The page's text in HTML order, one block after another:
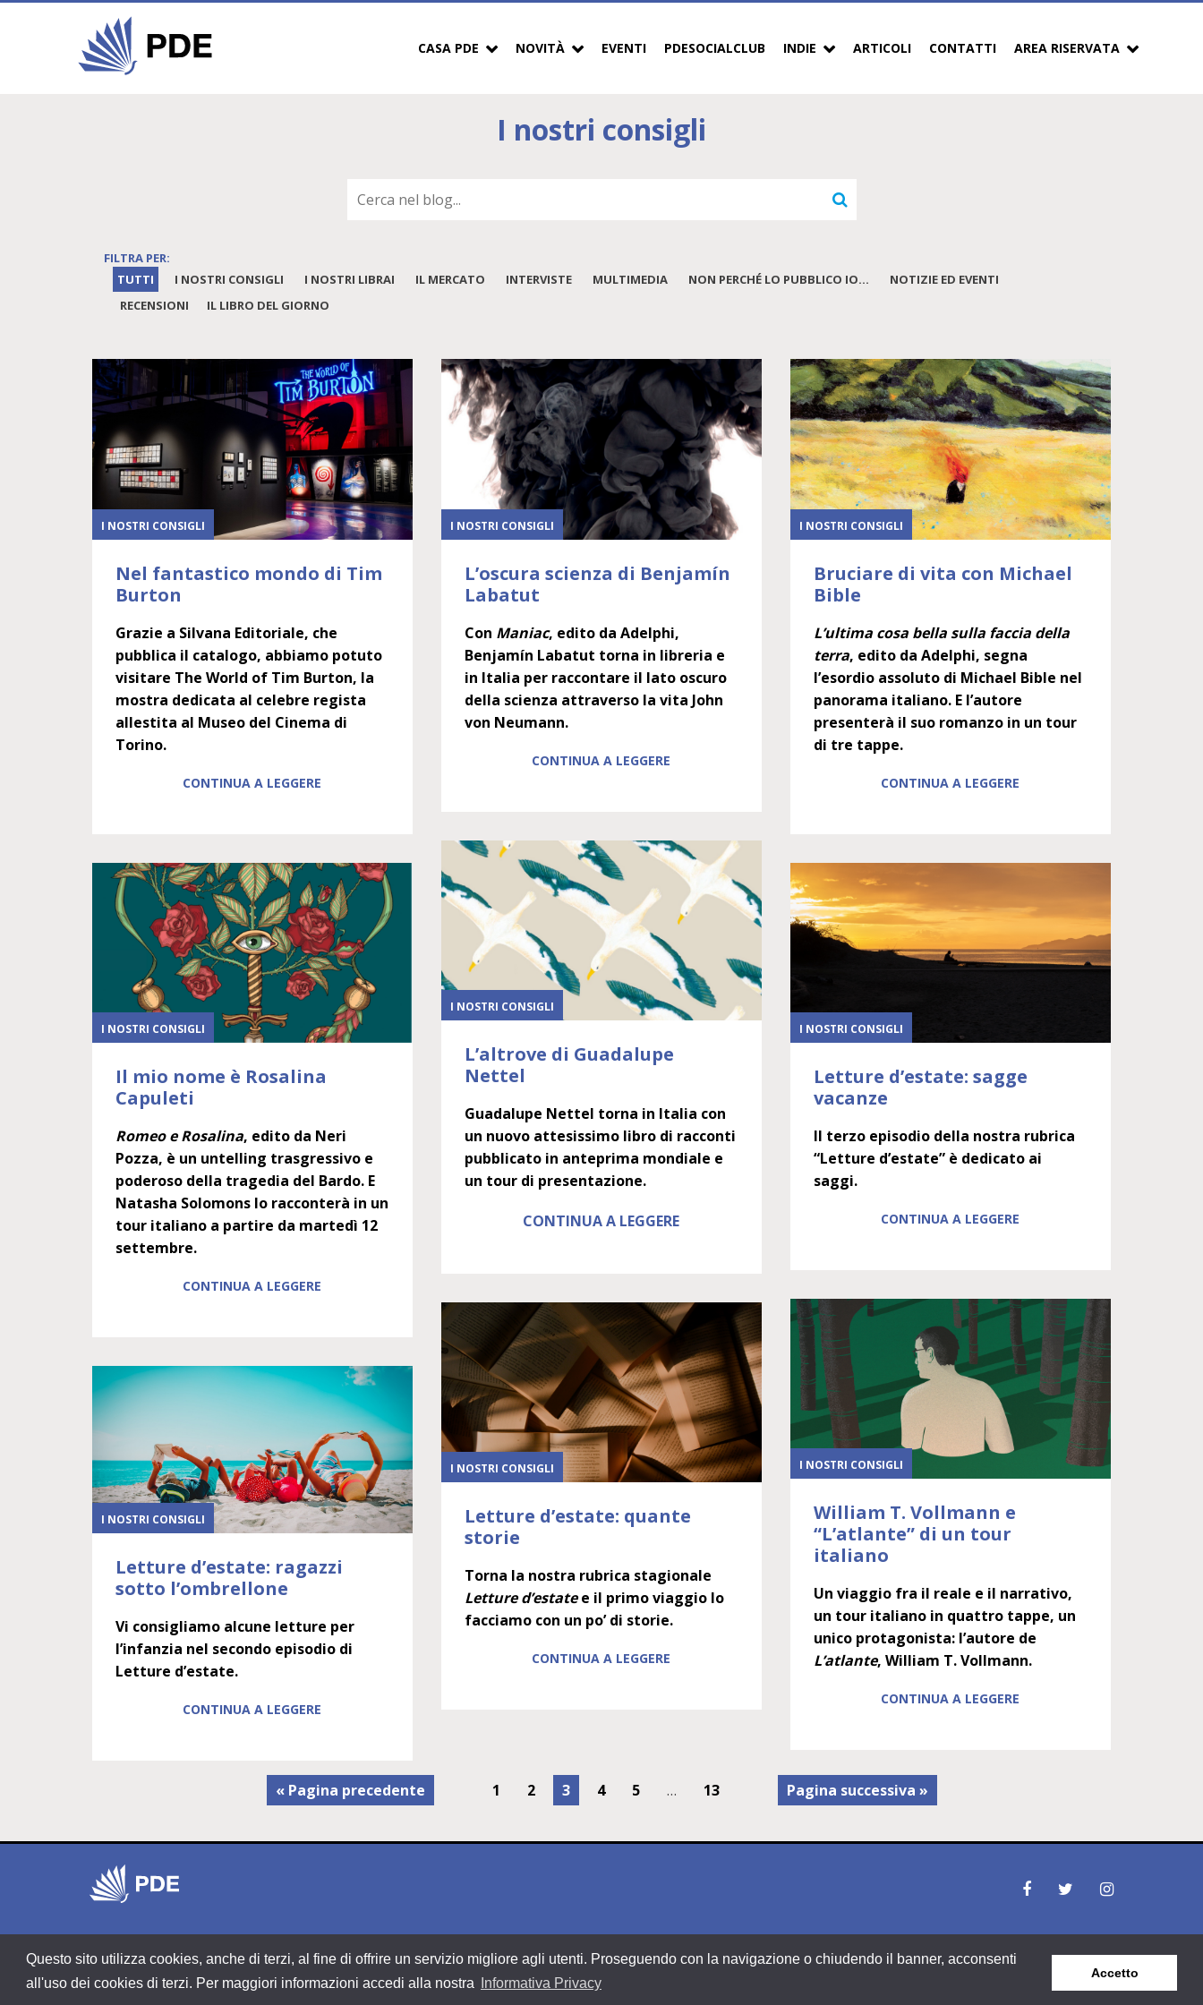
Questo sito utilizza cookies, anche di terzi, al fine di offrire un servizio migliore agli utenti. Proseguendo con la navigazione o chiudendo il banner, acconsenti
all'uso dei cookies di terzi. Per maggiori informazioni accedi alla nostra
Informativa Privacy
Accetto
CASA PDE NOVITÀ EVENTI PDESOCIALCLUB INDIE ARTICOLI CONTATTI AREA RISERVATA
I nostri consigli
FILTRA PER:
TUTTI
I NOSTRI CONSIGLI I NOSTRI LIBRAI IL MERCATO INTERVISTE MULTIMEDIA NON PERCHÉ LO PUBBLICO IO...
NOTIZIE ED EVENTI
RECENSIONI
IL LIBRO DEL GIORNO
I NOSTRI CONSIGLI
Nel fantastico mondo di Tim
Burton
Grazie a Silvana Editoriale, che
pubblica il catalogo, abbiamo potuto
visitare The World of Tim Burton, la
mostra dedicata al celebre regista
allestita al Museo del Cinema di
Torino.
CONTINUA A LEGGERE
I NOSTRI CONSIGLI
L’oscura scienza di Benjamín
Labatut
Con Maniac, edito da Adelphi,
Benjamín Labatut torna in libreria e
in Italia per raccontare il lato oscuro
della scienza attraverso la vita John
von Neumann.
CONTINUA A LEGGERE
I NOSTRI CONSIGLI
Bruciare di vita con Michael
Bible
L’ultima cosa bella sulla faccia della
terra, edito da Adelphi, segna
l’esordio assoluto di Michael Bible nel
panorama italiano. E l’autore
presenterà il suo romanzo in un tour
di tre tappe.
CONTINUA A LEGGERE
I NOSTRI CONSIGLI
Il mio nome è Rosalina
Capuleti
Romeo e Rosalina, edito da Neri
Pozza, è un untelling trasgressivo e
poderoso della tragedia del Bardo. E
Natasha Solomons lo racconterà in un
tour italiano a partire da martedì 12
settembre.
CONTINUA A LEGGERE
I NOSTRI CONSIGLI
L’altrove di Guadalupe
Nettel
Guadalupe Nettel torna in Italia con
un nuovo attesissimo libro di racconti
pubblicato in anteprima mondiale e
un tour di presentazione.
CONTINUA A LEGGERE
I NOSTRI CONSIGLI
Letture d’estate: sagge
vacanze
Il terzo episodio della nostra rubrica
“Letture d’estate” è dedicato ai
saggi.
CONTINUA A LEGGERE
I NOSTRI CONSIGLI
Letture d’estate: ragazzi
sotto l’ombrellone
Vi consigliamo alcune letture per
l’infanzia nel secondo episodio di
Letture d’estate.
CONTINUA A LEGGERE
I NOSTRI CONSIGLI
Letture d’estate: quante
storie
Torna la nostra rubrica stagionale
Letture d’estatee il primo viaggio lo
facciamo con un po’ di storie.
CONTINUA A LEGGERE
I NOSTRI CONSIGLI
William T. Vollmann e
“L’atlante” di un tour
italiano
Un viaggio fra il reale e il narrativo,
un tour italiano in quattro tappe, un
unico protagonista: l’autore de
L’atlante, William T. Vollmann.
CONTINUA A LEGGERE
« Pagina precedente 1 2 3 4 5 … 13 Pagina successiva »
Copyright PDE srl società del Gruppo Feltrinelli S. p. A. Area riservata Privacy & Policy